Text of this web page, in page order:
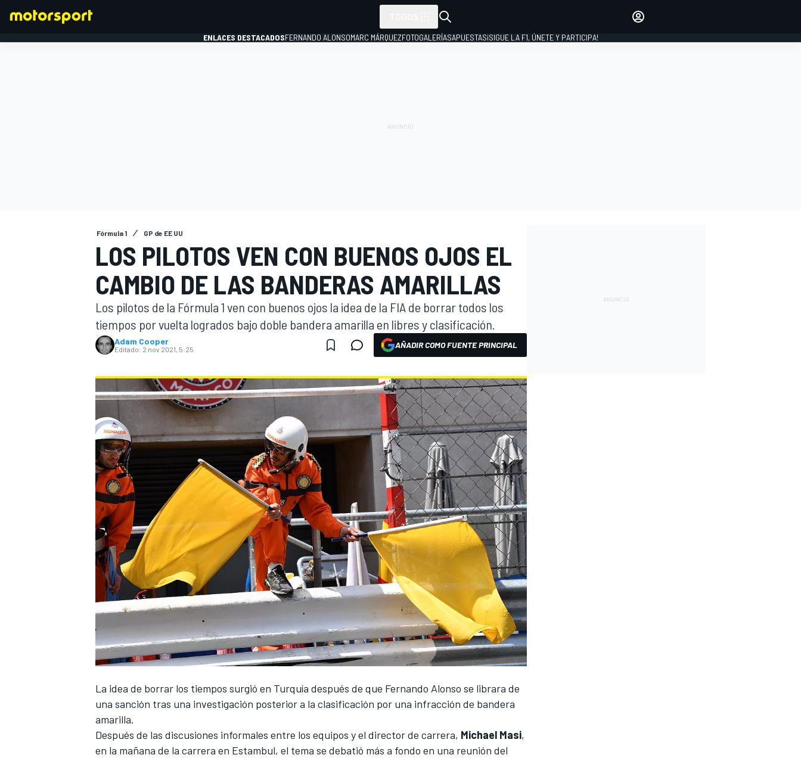
WEC FÓRMULA E
ENLACES DESTACADOSFERNANDO ALONSOMARC MÁRQUEZFOTOGALERÍASAPUESTAS¡SIGUE LA F1, ÚNETE Y PARTICIPA!
Fórmula 1 GP de EE UU
LOS PILOTOS VEN CON BUENOS OJOS EL
CAMBIO DE LAS BANDERAS AMARILLAS
Los pilotos de la Fórmula 1 ven con buenos ojos la idea de la FIA de borrar todos los
tiempos por vuelta logrados bajo doble bandera amarilla en libres y clasificación.
Adam Cooper
Editado: 2 nov 2021, 5:25 AÑADIR COMO FUENTE PRINCIPAL
La idea de borrar los tiempos surgió en Turquía después de que Fernando Alonso se librara de
una sanción tras una investigación posterior a la clasificación por una infracción de bandera
amarilla.
Después de las discusiones informales entre los equipos y el director de carrera, Michael Masi,
en la mañana de la carrera en Estambul, el tema se debatió más a fondo en una reunión del